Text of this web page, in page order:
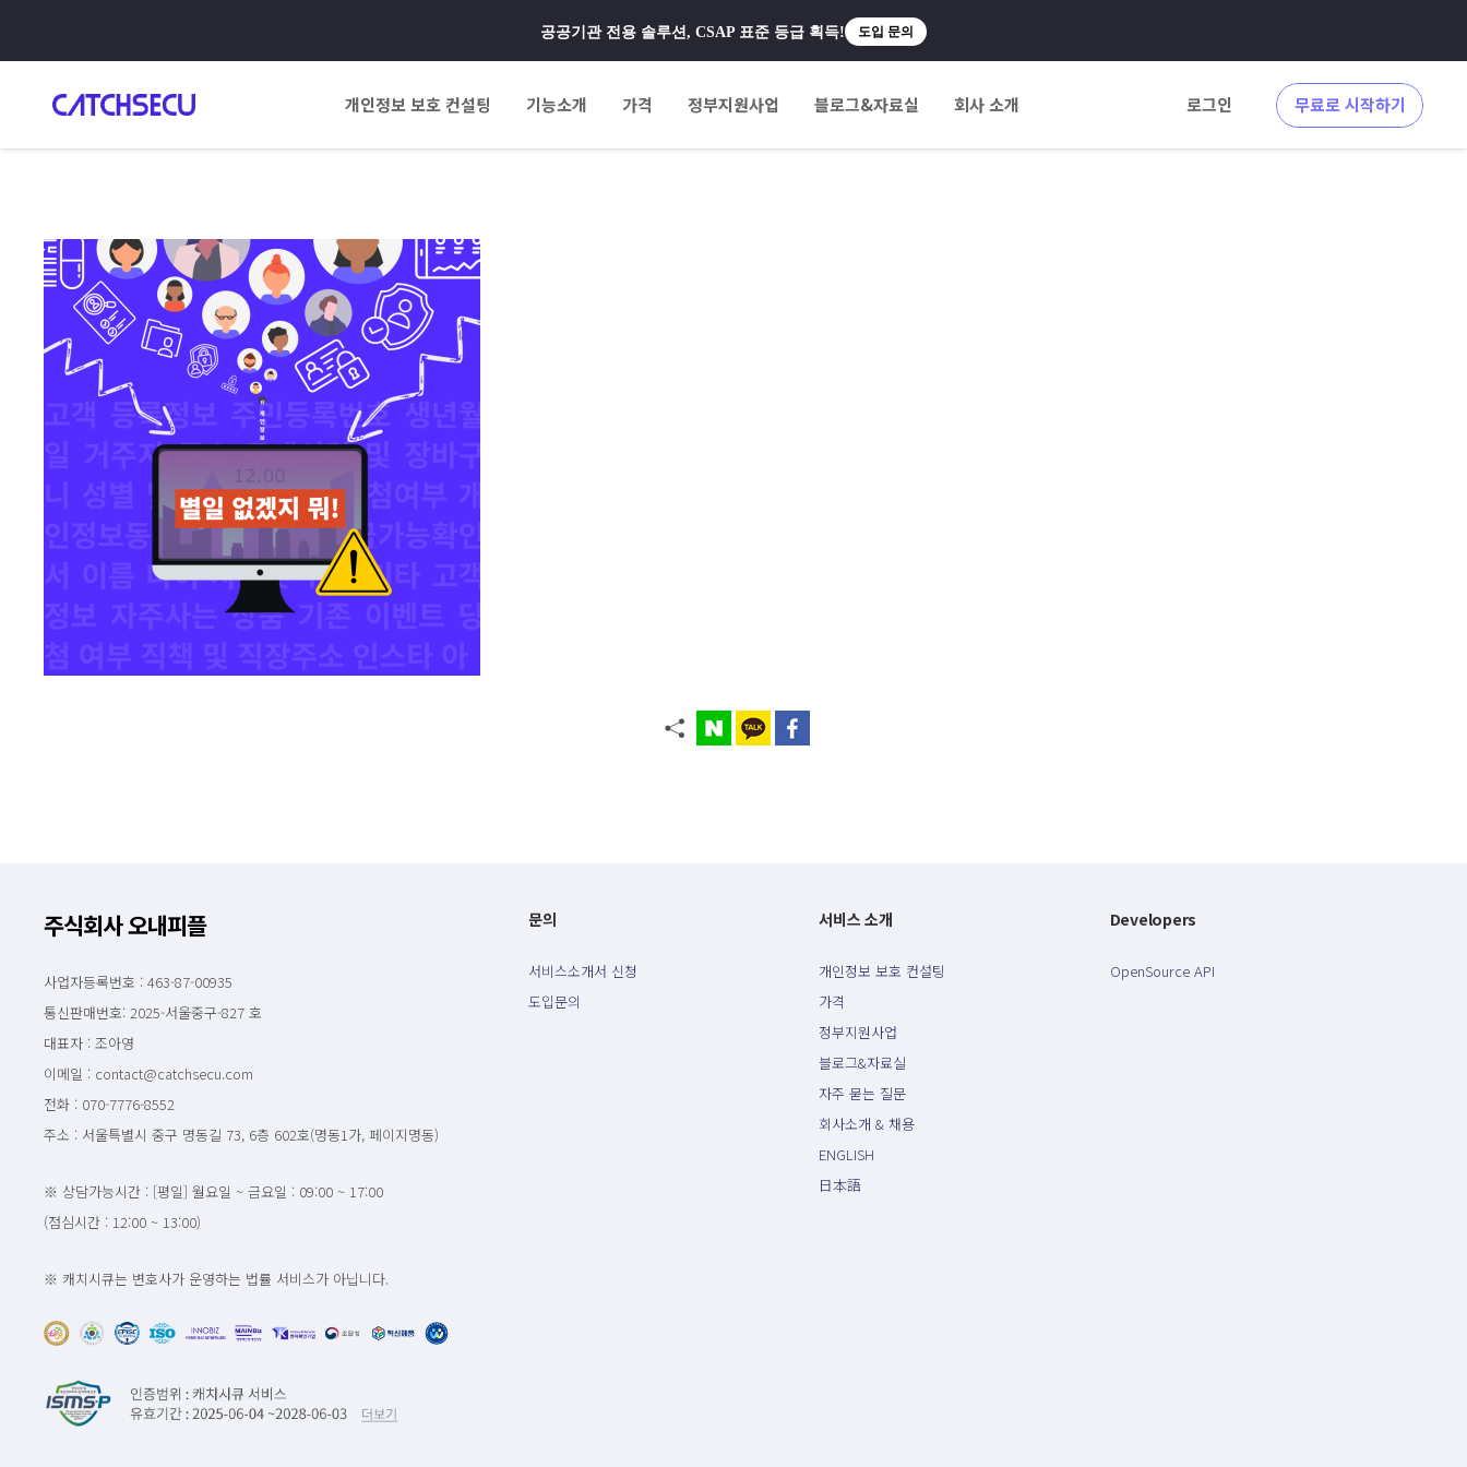
공공기관 전용 솔루션, CSAP 표준 등급 획득! 도입 문의
개인정보 보호 컨설팅 기능소개 가격 정부지원사업 블로그&자료실 회사 소개 로그인 무료로 시작하기
주식회사 오내피플
사업자등록번호 : 463-87-00935
통신판매번호: 2025-서울중구-827 호
대표자 : 조아영
이메일 : contact@catchsecu.com
전화 : 070-7776-8552
주소 : 서울특별시 중구 명동길 73, 6층 602호(명동1가, 페이지명동)
※ 상담가능시간 : [평일] 월요일 ~ 금요일 : 09:00 ~ 17:00
(점심시간 : 12:00 ~ 13:00)
※ 캐치시큐는 변호사가 운영하는 법률 서비스가 아닙니다.
문의
서비스소개서 신청
도입문의
서비스 소개
개인정보 보호 컨설팅
가격
정부지원사업
블로그&자료실
자주 묻는 질문
회사소개 & 채용
ENGLISH
日本語
Developers
OpenSource API